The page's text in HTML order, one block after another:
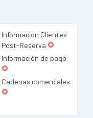
Información Clientes
Post-Reserva
Información de pago
Cadenas comerciales